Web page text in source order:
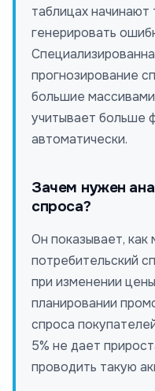
таблицах начинают
генерировать
прогнозирование
большие
учитывает больше
автоматически.
Зачем нужен
спроса?
Он показывает, как
потребительский
при изменении
планировании
спроса
5% не дает
проводить такую